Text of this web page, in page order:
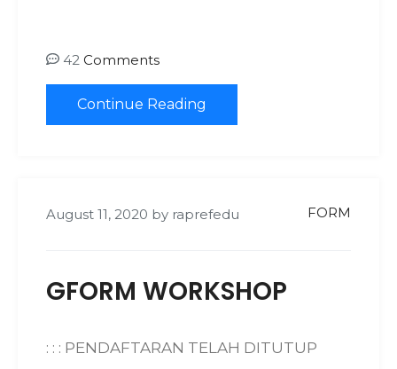
42 Comments
Continue Reading
August 11, 2020 by raprefedu FORM
GFORM WORKSHOP
: : : PENDAFTARAN TELAH DITUTUP